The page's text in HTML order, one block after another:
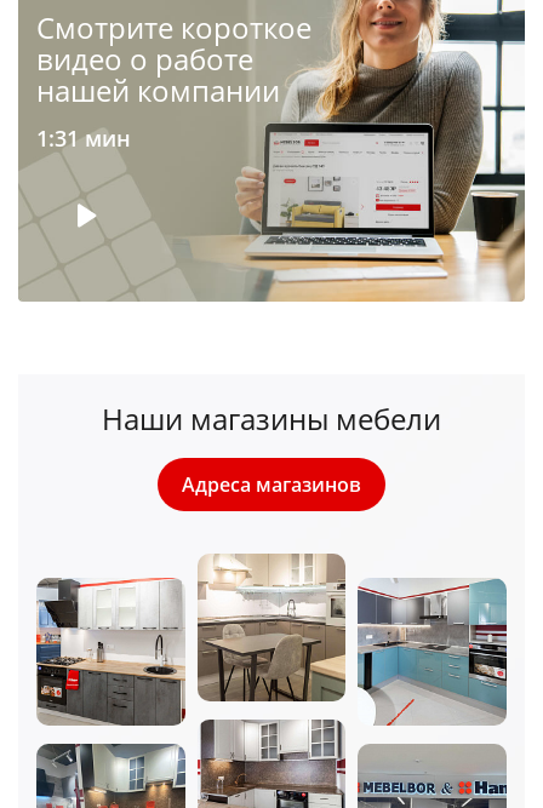
Cмотрите короткое
видео о работе
нашей компании
1:31 мин
Наши магазины мебели
Адреса магазинов